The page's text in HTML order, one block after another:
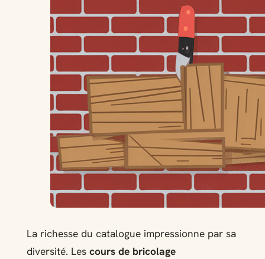
La richesse du catalogue impressionne par sa
diversité. Les cours de bricolage